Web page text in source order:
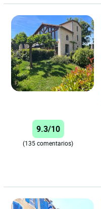
9.3/10
(135 comentarios)